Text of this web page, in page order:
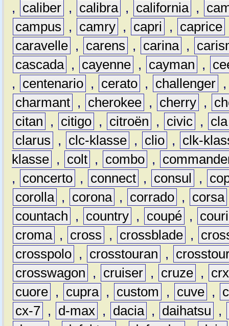
,
caliber , calibra , california ,
campus
, camry , capri , caprice
caravelle , carens , carina ,
cascada , cayenne , cayman ,
,
centenario , cerato , challenger
charmant , cherokee , cherry ,
citan
, citigo , citroën , civic ,
cla
clarus
, clc-klasse , clio ,
clk-
klasse , colt , combo ,
,
concerto , connect , consul ,
corolla , corona , corrado , corsa
countach
, country , coupé ,
croma , cross , crossblade ,
crosspolo , crosstouran ,
crosswagon
, cruiser , cruze ,
crx
cuore , cupra , custom , cuve ,
cx-7 , d-max , dacia , daihatsu
,